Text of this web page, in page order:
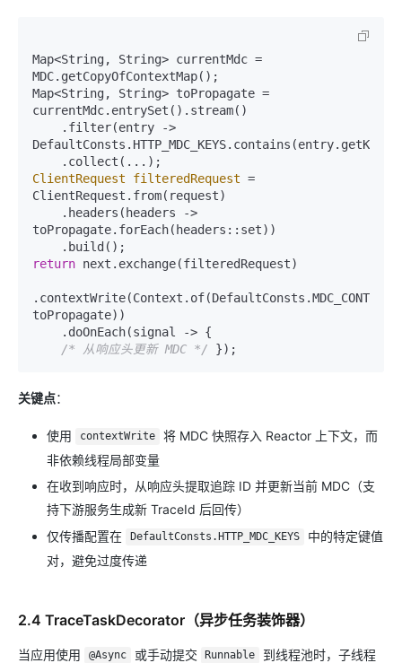
Map<String, String> currentMdc =
MDC.getCopyOfContextMap();
Map<String, String> toPropagate =
currentMdc.entrySet().stream()
ClientRequest
filteredRequest =
ClientRequest.from(request)
toPropagate.forEach(headers::set))
return next.exchange(filteredRequest)
toPropagate))
/* 从响应头更新 MDC */
关键点：
使用 contextWrite
将 MDC 快照存入 Reactor 上下文，而
非依赖线程局部变量
在收到响应时，从响应头提取追踪 ID 并更新当前 MDC（支
持下游服务生成新 TraceId 后回传）
仅传播配置在
DefaultConsts.HTTP_MDC_KEYS
中的特定键值
对，避免过度传递
2.4 TraceTaskDecorator（异步任务装饰器）
当应用使用 @Async 或手动提交 Runnable
到线程池时，子线程